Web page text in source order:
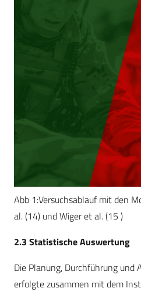
Abb 1:Versuchsablauf mit den
al. (14) und Wiger et al. (15 )
2.3 Statistische Auswertung
Die Planung, Durchführung und
erfolgte zusammen mit dem